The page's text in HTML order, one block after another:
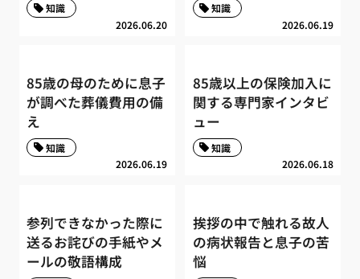
2026.06.20
知識
2026.06.19
知識
85歳の母のために息子
が調べた葬儀費用の備
え
2026.06.19
知識
85歳以上の保険加入に
関する専門家インタビ
ュー
2026.06.18
知識
参列できなかった際に
送るお詫びの手紙やメ
ールの敬語構成
挨拶の中で触れる故人
の病状報告と息子の苦
悩